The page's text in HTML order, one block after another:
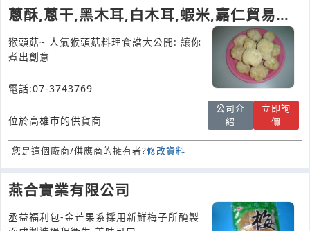
蔥酥,蔥干,黑木耳,白木耳,蝦米,嘉仁貿易有
限公司
猴頭菇~ 人氣猴頭菇料理食譜大公開: 讓你
煮出創意
電話:07-3743769
位於高雄市的供貨商
公司介
紹
立即詢
價
您是這個廠商/供應商的擁有者?修改資料
燕合實業有限公司
丞益福利包-金芒果系採用新鮮梅子所醃製